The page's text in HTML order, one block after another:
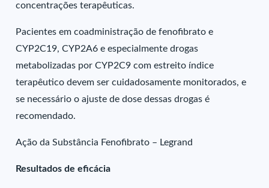
concentrações terapêuticas.
Pacientes em coadministração de fenofibrato e
CYP2C19, CYP2A6 e especialmente drogas
metabolizadas por CYP2C9 com estreito índice
terapêutico devem ser cuidadosamente monitorados, e
se necessário o ajuste de dose dessas drogas é
recomendado.
Ação da Substância Fenofibrato – Legrand
Resultados de eficácia